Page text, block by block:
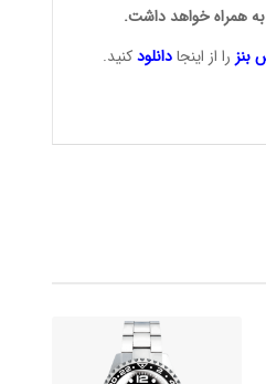
به همراه خواهد داشت.
بنز را از اینجا دانلودکنید.